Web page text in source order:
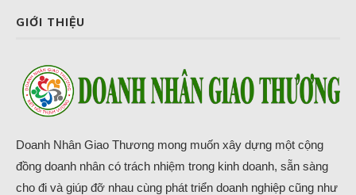
GIỚI THIỆU
Doanh Nhân Giao Thương mong muốn xây dựng một cộng
đồng doanh nhân có trách nhiệm trong kinh doanh, sẵn sàng
cho đi và giúp đỡ nhau cùng phát triển doanh nghiệp cũng như